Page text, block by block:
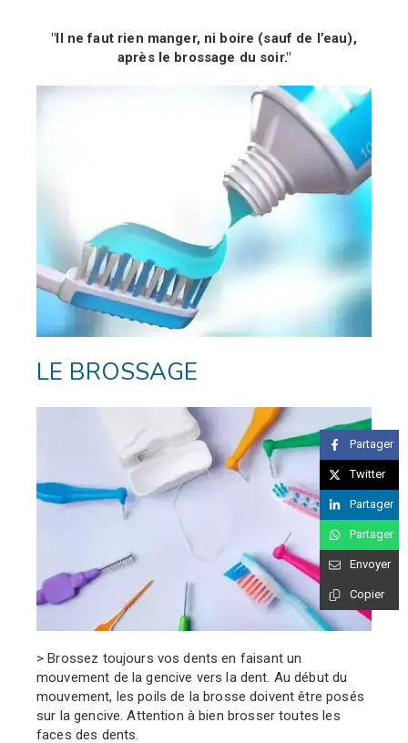
"Il ne faut rien manger, ni boire (sauf de l’eau),
après le brossage du soir."
LE BROSSAGE
> Brossez toujours vos dents en faisant un
mouvement de lagencive vers la dent. Au début du
mouvement, les poils de la brosse doivent être posés
sur la gencive. Attention à bien brosser toutes les
faces des dents.
Partager
Twitter
Partager
Partager
Envoyer
Copier